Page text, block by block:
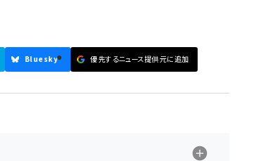
Bluesky 優先するニュース提供元に追加